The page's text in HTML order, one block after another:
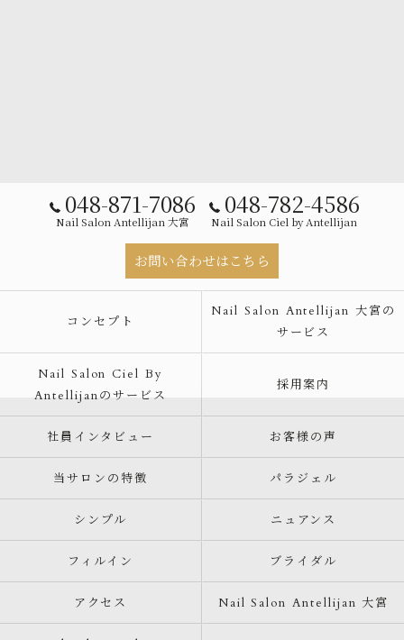
048-871-7086
Nail Salon Antellijan 大宮
048-782-4586
Nail Salon Ciel by Antellijan
お問い合わせはこちら
コンセプト
Nail Salon Antellijan 大宮の
サービス
Nail Salon Ciel By
Antellijanのサービス
採用案内
社員インタビュー お客様の声
当サロンの特徴 パラジェル
シンプル ニュアンス
フィルイン ブライダル
アクセス Nail Salon Antellijan 大宮